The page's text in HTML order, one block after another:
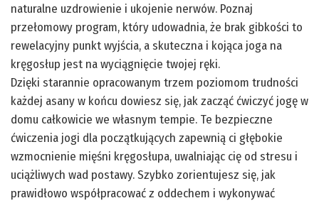
naturalne uzdrowienie i ukojenie nerwów. Poznaj
przełomowy program, który udowadnia, że brak gibkości to
rewelacyjny punkt wyjścia, a skuteczna i kojąca joga na
kręgosłup jest na wyciągnięcie twojej ręki.
Dzięki starannie opracowanym trzem poziomom trudności
każdej asany w końcu dowiesz się, jak zacząć ćwiczyć jogę w
domu całkowicie we własnym tempie. Te bezpieczne
ćwiczenia jogi dla początkujących zapewnią ci głębokie
wzmocnienie mięśni kręgosłupa, uwalniając cię od stresu i
uciążliwych wad postawy. Szybko zorientujesz się, jak
prawidłowo współpracować z oddechem i wykonywać